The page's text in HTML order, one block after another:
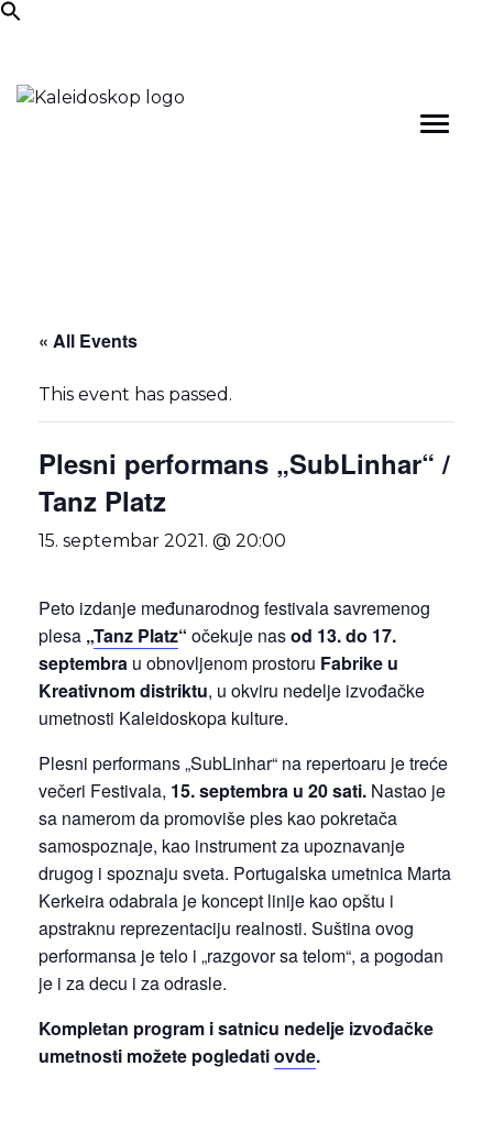
Skip
« All Events
This event has passed.
Plesni performans „SubLinhar“ /
Tanz Platz
15. septembar 2021. @ 20:00
Peto izdanje međunarodnog festivala savremenog
plesa „Tanz Platz“ očekuje nasod 13. do 17.
septembra u obnovljenom prostoru Fabrike u
Kreativnom distriktu, u okviru nedelje izvođačke
umetnosti Kaleidoskopa kulture.
Plesni performans „SubLinhar“ na repertoaru je treće
večeri Festivala, 15. septembra u 20 sati. Nastao je
sa namerom da promoviše ples kao pokretača
samospoznaje, kao instrument za upoznavanje
drugog i spoznaju sveta. Portugalska umetnica Marta
Kerkeira odabrala je koncept linije kao opštu i
apstraknu reprezentaciju realnosti. Suština ovog
performansa je telo i „razgovor sa telom“, a pogodan
je i za decu i za odrasle.
Kompletan program i satnicu nedelje izvođačke
umetnosti možete pogledatiovde.